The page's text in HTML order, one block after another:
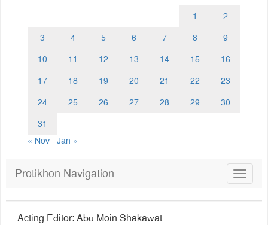
1
2
3
4 5 6 7 8
9
10
11 12 13 14 15
16
17
18 19 20 21 22
23
24
25 26 27 28 29
30
31
« Nov
Jan »
Toggle
Protikhon Navigation
Acting Editor: Abu Moin Shakawat